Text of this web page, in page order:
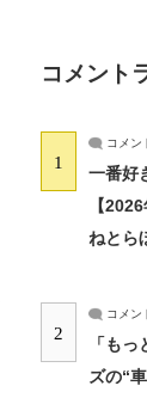
コメント
1
コメン
一番好
【
ねとら
2
コメン
「も
ズの“